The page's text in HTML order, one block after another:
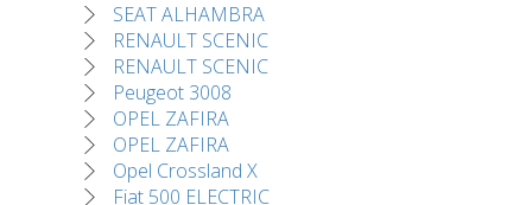
SEAT ALHAMBRA
RENAULT SCENIC
RENAULT SCENIC
Peugeot 3008
OPEL ZAFIRA
OPEL ZAFIRA
Opel Crossland X
Fiat 500 ELECTRIC